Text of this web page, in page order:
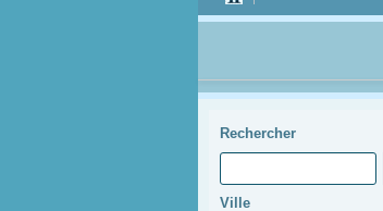
Rechercher
Ville